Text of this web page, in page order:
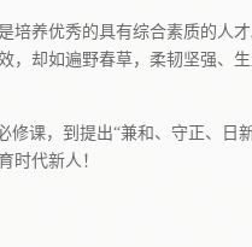
培养优秀的具有综合素质的人
，却如遍野春草，柔韧坚强、
修课，到提出“兼和、守正、
时代新人！